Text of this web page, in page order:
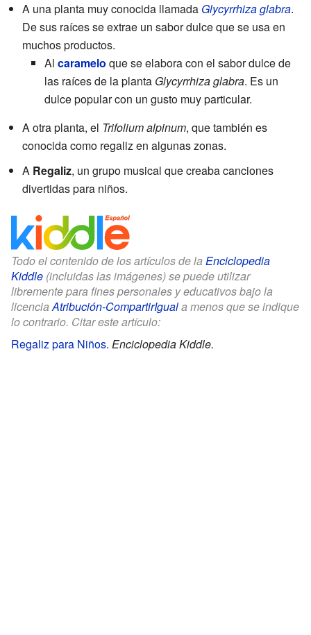
A una planta muy conocida llamada Glycyrrhiza glabra.
De sus raíces se extrae un sabor dulce que se usa en
muchos productos.
Al caramelo que se elabora con el sabor dulce de
las raíces de la planta Glycyrrhiza glabra. Es un
dulce popular con un gusto muy particular.
A otra planta, el Trifolium alpinum, que también es
conocida como regaliz en algunas zonas.
A Regaliz, un grupo musical que creaba canciones
divertidas para niños.
Todo el contenido de los artículos de la Enciclopedia
Kiddle (incluidas las imágenes) se puede utilizar
libremente para fines personales y educativos bajo la
licenciaAtribución-CompartirIguala menos que se indique
lo contrario. Citar este artículo:
Regaliz para Niños. Enciclopedia Kiddle.